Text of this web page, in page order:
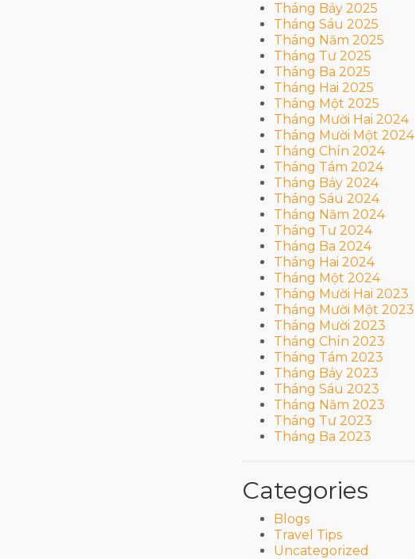
Tháng Bảy 2025
Tháng Sáu 2025
Tháng Năm 2025
Tháng Tư 2025
Tháng Ba 2025
Tháng Hai 2025
Tháng Một 2025
Tháng Mười Hai 2024
Tháng Mười Một 2024
Tháng Chín 2024
Tháng Tám 2024
Tháng Bảy 2024
Tháng Sáu 2024
Tháng Năm 2024
Tháng Tư 2024
Tháng Ba 2024
Tháng Hai 2024
Tháng Một 2024
Tháng Mười Hai 2023
Tháng Mười Một 2023
Tháng Mười 2023
Tháng Chín 2023
Tháng Tám 2023
Tháng Bảy 2023
Tháng Sáu 2023
Tháng Năm 2023
Tháng Tư 2023
Tháng Ba 2023
Categories
Blogs
Travel Tips
Uncategorized